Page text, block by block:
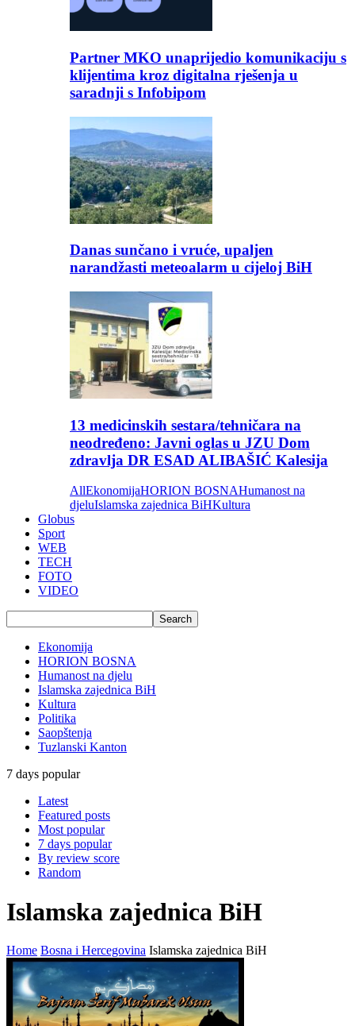
Partner MKO unaprijedio komunikaciju s
klijentima kroz digitalna rješenja u
saradnji s Infobipom
Danas sunčano i vruće, upaljen
narandžasti meteoalarm u cijeloj BiH
13 medicinskih sestara/tehničara na
neodređeno: Javni oglas u JZU Dom
zdravlja DR ESAD ALIBAŠIĆ Kalesija
AllEkonomijaHORION BOSNAHumanost na
djeluIslamska zajednica BiHKultura
Globus
Sport
WEB
TECH
FOTO
VIDEO
Ekonomija
HORION BOSNA
Humanost na djelu
Islamska zajednica BiH
Kultura
Politika
Saopštenja
Tuzlanski Kanton
7 days popular
Latest
Featured posts
Most popular
7 days popular
By review score
Random
Islamska zajednica BiH
Home Bosna i Hercegovina Islamska zajednica BiH